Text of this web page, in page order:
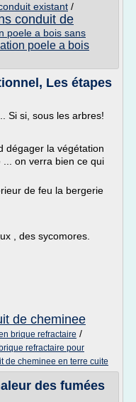
existant /
conduit de
poele a bois sans
poele a bois
Les étapes
Si si, sous les arbres!
dégager la végétation
on verra bien ce qui
de feu la bergerie
, des sycomores.
de cheminee
brique refractaire /
brique refractaire pour
de cheminee en terre cuite
des fumées